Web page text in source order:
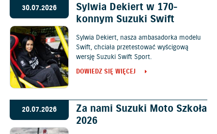
30.07.2026
Sylwia Dekiert w 170-
konnym Suzuki Swift
Sylwia Dekiert, nasza ambasadorka modelu
Swift, chciała przetestować wyścigową
wersję Suzuki Swift Sport.
DOWIEDZ SIĘ WIĘCEJ
20.07.2026
Za nami Suzuki Moto Szkoła
2026